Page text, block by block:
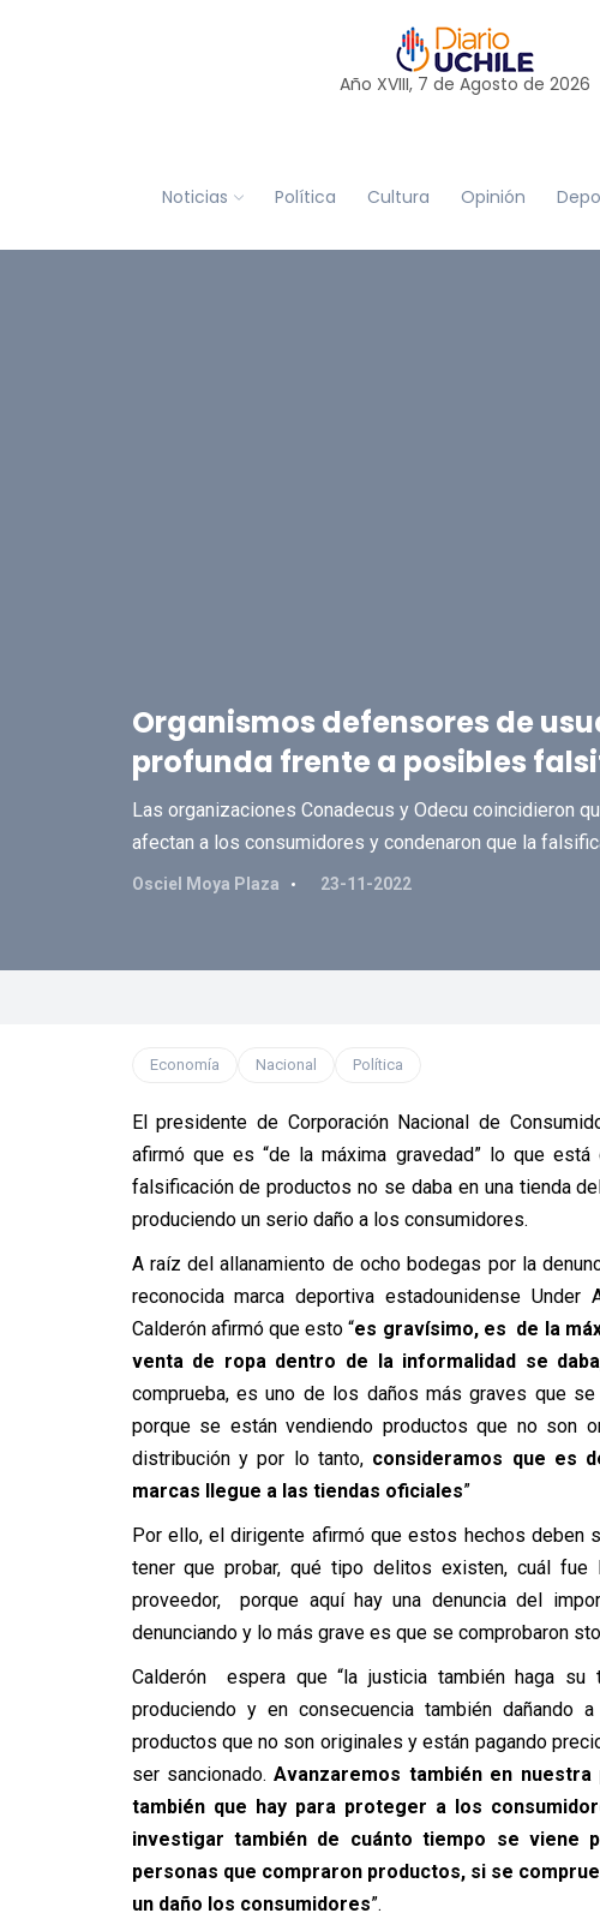
Año XVIII, 7 de Agosto de 2026
Noticias Política Cultura Opinión
Organismos defensores de
profunda frente a posibles
Las organizaciones Conadecus y Odecu coincidieron
afectan a los consumidores y condenaron que la
Osciel Moya Plaza 23-11-2022
Economía Nacional Política
El presidente de Corporación Nacional de
afirmó que es “de la máxima gravedad” lo que
falsificación de productos no se daba en una tienda
produciendo un serio daño a los consumidores.
A raíz del allanamiento de ocho bodegas por la
reconocida marca deportiva estadounidense
Calderón afirmó que esto “es gravísimo, es de la
venta de ropa dentro de la informalidad se
comprueba, es uno de los daños más graves que
porque se están vendiendo productos que no son
distribución y por lo tanto, consideramos que es
marcas llegue a las tiendas oficiales”
Por ello, el dirigente afirmó que estos hechos deben
tener que probar, qué tipo delitos existen, cuál
proveedor, porque aquí hay una denuncia del
denunciando y lo más grave es que se comprobaron
Calderón espera que “la justicia también haga
produciendo y en consecuencia también dañando
productos que no son originales y están pagando
ser sancionado.Avanzaremos también en
también que hay para proteger a los
investigar también de cuánto tiempo se viene
personas que compraron productos, si se
un daño los consumidores”.